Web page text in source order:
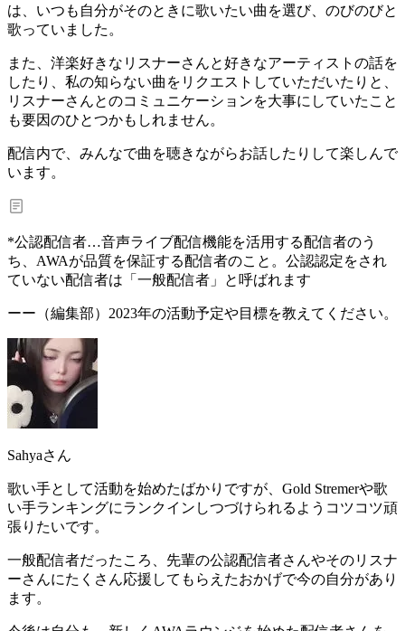
は、いつも自分がそのときに歌いたい曲を選び、のびのびと
歌っていました。
また、洋楽好きなリスナーさんと好きなアーティストの話を
したり、私の知らない曲をリクエストしていただいたりと、
リスナーさんとのコミュニケーションを大事にしていた こと
も要因のひとつかもしれません。
配信内で、みんなで曲を聴きながらお話したりして楽しんで
います。
*公認配信者…音声ライブ配信機能を活用する配信者のう
ち、AWAが品質を保証する配信者のこと。公認認定をされ
ていない配信者は「一般配信者」と呼ばれます
ーー（編集部） 2023年の活動予定や目標を教えてください。
Sahyaさん
歌い手として活動を始めたばかりですが、Gold Stremerや歌
い手ランキングにランクインしつづけられるようコツコツ頑
張りたいです。
一般配信者だったころ、先輩の公認配信者さんやそのリスナ
ーさんにたくさん応援してもらえたおかげで今の自分があり
ます。